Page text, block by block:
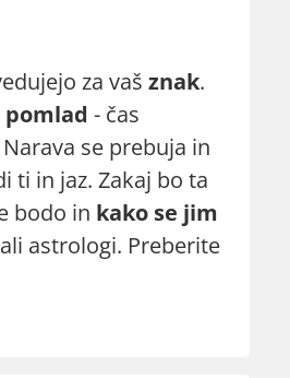
za vaš znak.
pomlad - čas
se prebuja in
ti in jaz. Zakaj bo ta
bodo in kako se jim
astrologi. Preberite